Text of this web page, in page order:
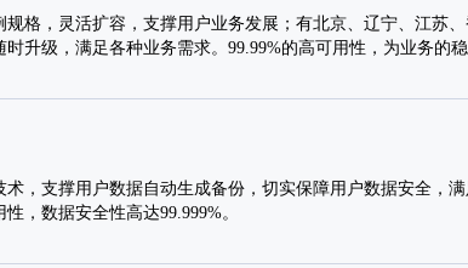
规格，灵活扩容，支撑用户业务发展；有北京、辽宁、江苏
时升级，满足各种业务需求。99.99%的高可用性，为业务的稳
术，支撑用户数据自动生成备份，切实保障用户数据安全，
，数据安全性高达99.999%。